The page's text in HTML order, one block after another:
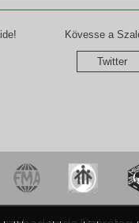
Kövesse a
Twitter